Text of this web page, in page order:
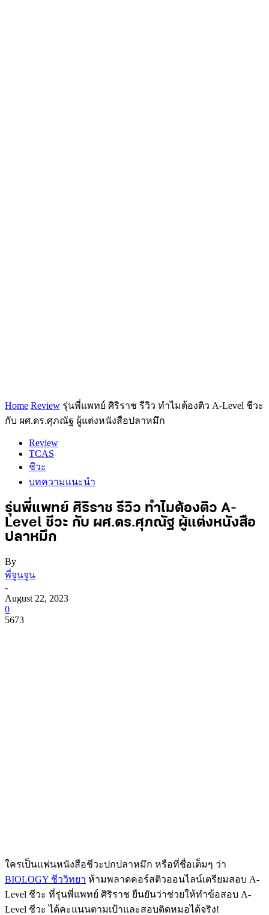
Home Review รุ่นพี่แพทย์ ศิริราช รีวิว ทำไมต้องติว A-Level ชีวะ
กับ ผศ.ดร.ศุภณัฐ ผู้แต่งหนังสือปลาหมึก
Review
TCAS
ชีวะ
บทความแนะนำ
รุ่นพี่แพทย์ ศิริราช รีวิว ทำไมต้องติว A-
Level ชีวะ กับ ผศ.ดร.ศุภณัฐ ผู้แต่งหนังสือ
ปลาหมึก
By
พี่จูนจูน
-
August 22, 2023
0
5673
ใครเป็นแฟนหนังสือชีวะปกปลาหมึก หรือที่ชื่อเต็มๆ ว่า
BIOLOGY ชีววิทยา ห้ามพลาดคอร์สติวออนไลน์เตรียมสอบ A-
Level ชีวะ ที่รุ่นพี่แพทย์ ศิริราช ยืนยันว่าช่วยให้ทำข้อสอบ A-
Level ชีวะ ได้คะแนนตามเป้าและสอบติดหมอได้จริง!